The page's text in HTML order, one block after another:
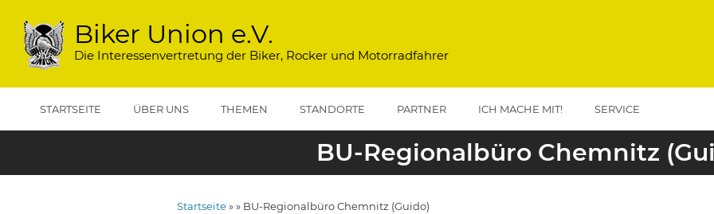
Inhalt
Biker Union e.V.
Die Interessenvertretung der Biker, Rocker und Motorradfahrer
STARTSEITE ÜBER UNS THEMEN STANDORTE PARTNER ICH MACHE MIT! SERVICE
BU-Regionalbüro Chemnitz
Startseite BU-Regionalbüro Chemnitz (Guido)